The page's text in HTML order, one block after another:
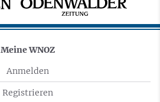
Meine WNOZ
Anmelden
Registrieren